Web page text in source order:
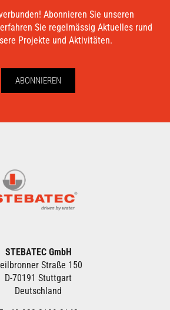
Abonnieren Sie unseren
Sie regelmässig Aktuelles rund
Projekte und Aktivitäten.
ABONNIEREN
STEBATEC GmbH
Straße 150
D-70191 Stuttgart
Deutschland